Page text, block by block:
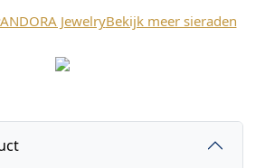
JewelryBekijk meer sieraden